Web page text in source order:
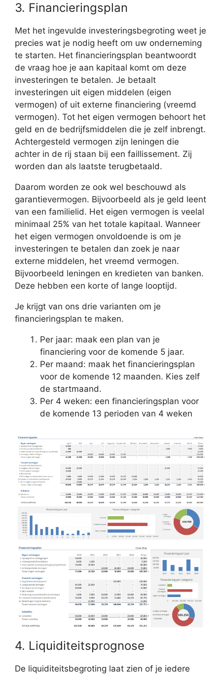
3. Financieringsplan
Met het ingevulde investeringsbegroting weet je
precies wat je nodig heeft om uw onderneming
te starten. Het financieringsplan beantwoordt
de vraag hoe je aan kapitaal komt om deze
investeringen te betalen. Je betaalt
investeringen uit eigen middelen (eigen
vermogen) of uit externe financiering (vreemd
vermogen). Tot het eigen vermogen behoort het
geld en de bedrijfsmiddelen die je zelf inbrengt.
Achtergesteld vermogen zijn leningen die
achter in de rij staan bij een faillissement. Zij
worden dan als laatste terugbetaald.
Daarom worden ze ook wel beschouwd als
garantievermogen. Bijvoorbeeld als je geld leent
van een familielid. Het eigen vermogen is veelal
minimaal 25% van het totale kapitaal. Wanneer
het eigen vermogen onvoldoende is om je
investeringen te betalen dan zoek je naar
externe middelen, het vreemd vermogen.
Bijvoorbeeld leningen en kredieten van banken.
Deze hebben een korte of lange looptijd.
Je krijgt van ons drie varianten om je
financieringsplan te maken.
Per jaar: maak een plan van je
financiering voor de komende 5 jaar.
Per maand: maak het financieringsplan
voor de komende 12 maanden. Kies zelf
de startmaand.
Per 4 weken: een financieringsplan voor
de komende 13 perioden van 4 weken
4. Liquiditeitsprognose
De liquiditeitsbegroting laat zien of je iedere